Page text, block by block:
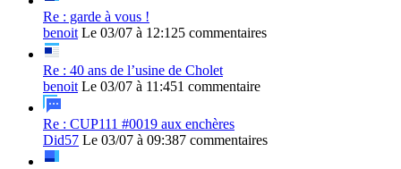
Re : garde à vous !
benoit Le 03/07 à 12:125 commentaires
Re : 40 ans de l’usine de Cholet
benoit Le 03/07 à 11:451 commentaire
Re : CUP111 #0019 aux enchères
Did57 Le 03/07 à 09:387 commentaires